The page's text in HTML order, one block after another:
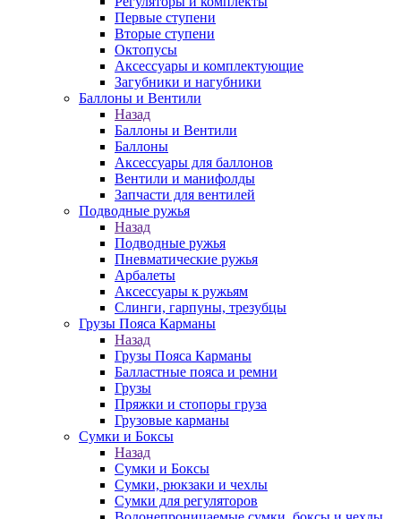
Первые ступени
Вторые ступени
Октопусы
Аксессуары и комплектующие
Загубники и нагубники
Баллоны и Вентили
Назад
Баллоны и Вентили
Баллоны
Аксессуары для баллонов
Вентили и манифолды
Запчасти для вентилей
Подводные ружья
Назад
Подводные ружья
Пневматические ружья
Арбалеты
Аксессуары к ружьям
Слинги, гарпуны, трезубцы
Грузы Пояса Карманы
Назад
Грузы Пояса Карманы
Балластные пояса и ремни
Грузы
Пряжки и стопоры груза
Грузовые карманы
Сумки и Боксы
Назад
Сумки и Боксы
Сумки, рюкзаки и чехлы
Сумки для регуляторов